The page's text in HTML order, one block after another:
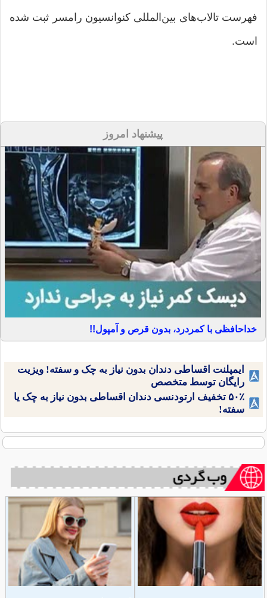
فهرست تالاب‌های بین‌المللی کنوانسیون رامسر ثبت شده
است.
پیشنهاد امروز
خداحافظی با کمردرد، بدون قرص و آمپول!!
ایمپلنت اقساطی دندان بدون نیاز به چک و سفته! ویزیت
رایگان توسط متخصص
۵۰٪ تخفیف ارتودنسی دندان اقساطی بدون نیاز به چک یا
سفته!